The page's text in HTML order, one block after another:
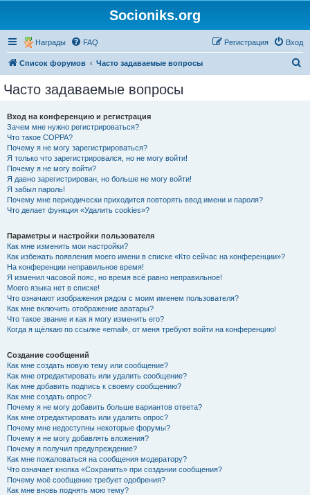
Socioniks.org
Награды FAQ Вход
Регистрация
Список форумов Часто задаваемые вопросы
Часто задаваемые вопросы
Вход на конференцию и регистрация
Зачем мне нужно регистрироваться?
Что такое COPPA?
Почему я не могу зарегистрироваться?
Я только что зарегистрировался, но не могу войти!
Почему я не могу войти?
Я давно зарегистрирован, но больше не могу войти!
Я забыл пароль!
Почему мне периодически приходится повторять ввод имени и пароля?
Что делает функция «Удалить cookies»?
Параметры и настройки пользователя
Как мне изменить мои настройки?
Как избежать появления моего имени в списке «Кто сейчас на конференции»?
На конференции неправильное время!
Я изменил часовой пояс, но время всё равно неправильное!
Моего языка нет в списке!
Что означают изображения рядом с моим именем пользователя?
Как мне включить отображение аватары?
Что такое звание и как я могу изменить его?
Когда я щёлкаю по ссылке «email», от меня требуют войти на конференцию!
Создание сообщений
Как мне создать новую тему или сообщение?
Как мне отредактировать или удалить сообщение?
Как мне добавить подпись к своему сообщению?
Как мне создать опрос?
Почему я не могу добавить больше вариантов ответа?
Как мне отредактировать или удалить опрос?
Почему мне недоступны некоторые форумы?
Почему я не могу добавлять вложения?
Почему я получил предупреждение?
Как мне пожаловаться на сообщения модератору?
Что означает кнопка «Сохранить» при создании сообщения?
Почему моё сообщение требует одобрения?
Как мне вновь поднять мою тему?